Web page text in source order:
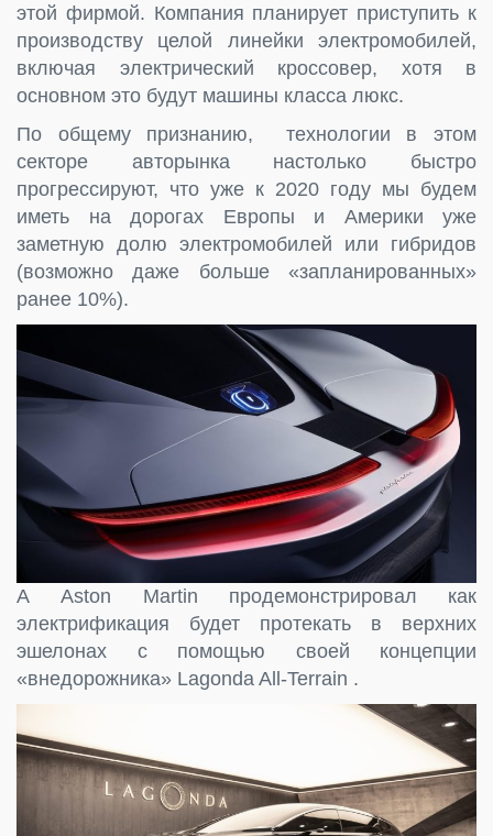
этой фирмой. Компания планирует приступить к
производству целой линейки электромобилей,
включая электрический кроссовер, хотя в
основном это будут машины класса люкс.
По общему признанию, технологии в этом
секторе авторынка настолько быстро
прогрессируют, что уже к 2020 году мы будем
иметь на дорогах Европы и Америки уже
заметную долю электромобилей или гибридов
(возможно даже больше «запланированных»
ранее 10%).
А Aston Martin продемонстрировал как
электрификация будет протекать в верхних
эшелонах с помощью своей концепции
«внедорожника» Lagonda All-Terrain .